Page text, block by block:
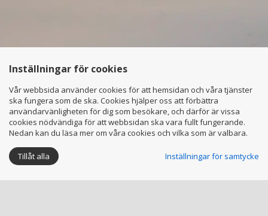
Inställningar för cookies
Vår webbsida använder cookies för att hemsidan och våra tjänster
ska fungera som de ska. Cookies hjälper oss att förbättra
användarvänligheten för dig som besökare, och därför är vissa
cookies nödvändiga för att webbsidan ska vara fullt fungerande.
Nedan kan du läsa mer om våra cookies och vilka som är valbara.
Tillåt alla Inställningar för samtycke